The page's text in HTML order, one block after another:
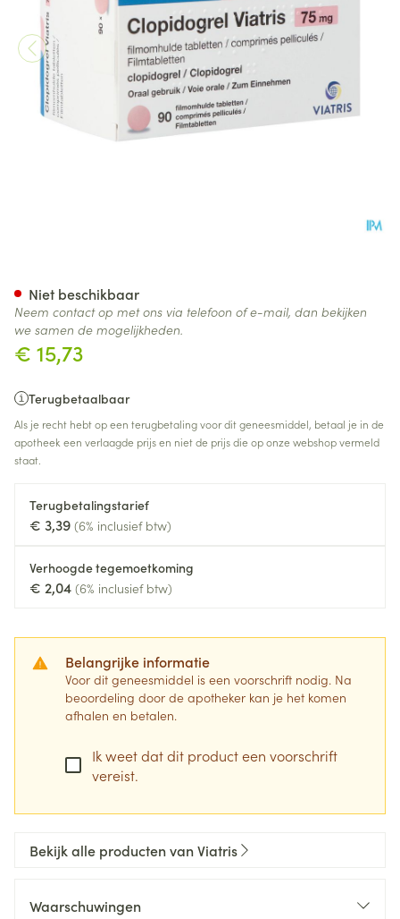
€ 15,73
Terugbetaalbaar
Als je recht hebt op een terugbetaling voor dit geneesmiddel, betaal je in de
apotheek een verlaagde prijs en niet de prijs die op onze webshop vermeld
staat.
Terugbetalingstarief
€ 3,39 (6% inclusief btw)
Verhoogde tegemoetkoming
€ 2,04 (6% inclusief btw)
Belangrijke informatie
Voor dit geneesmiddel is een voorschrift nodig. Na
beoordeling door de apotheker kan je het komen
afhalen en betalen.
Ik weet dat dit product een voorschrift
vereist.
Niet beschikbaar
Neem contact op met ons via telefoon of e-mail, dan bekijken
we samen de mogelijkheden.
Bekijk alle producten van Viatris
Waarschuwingen